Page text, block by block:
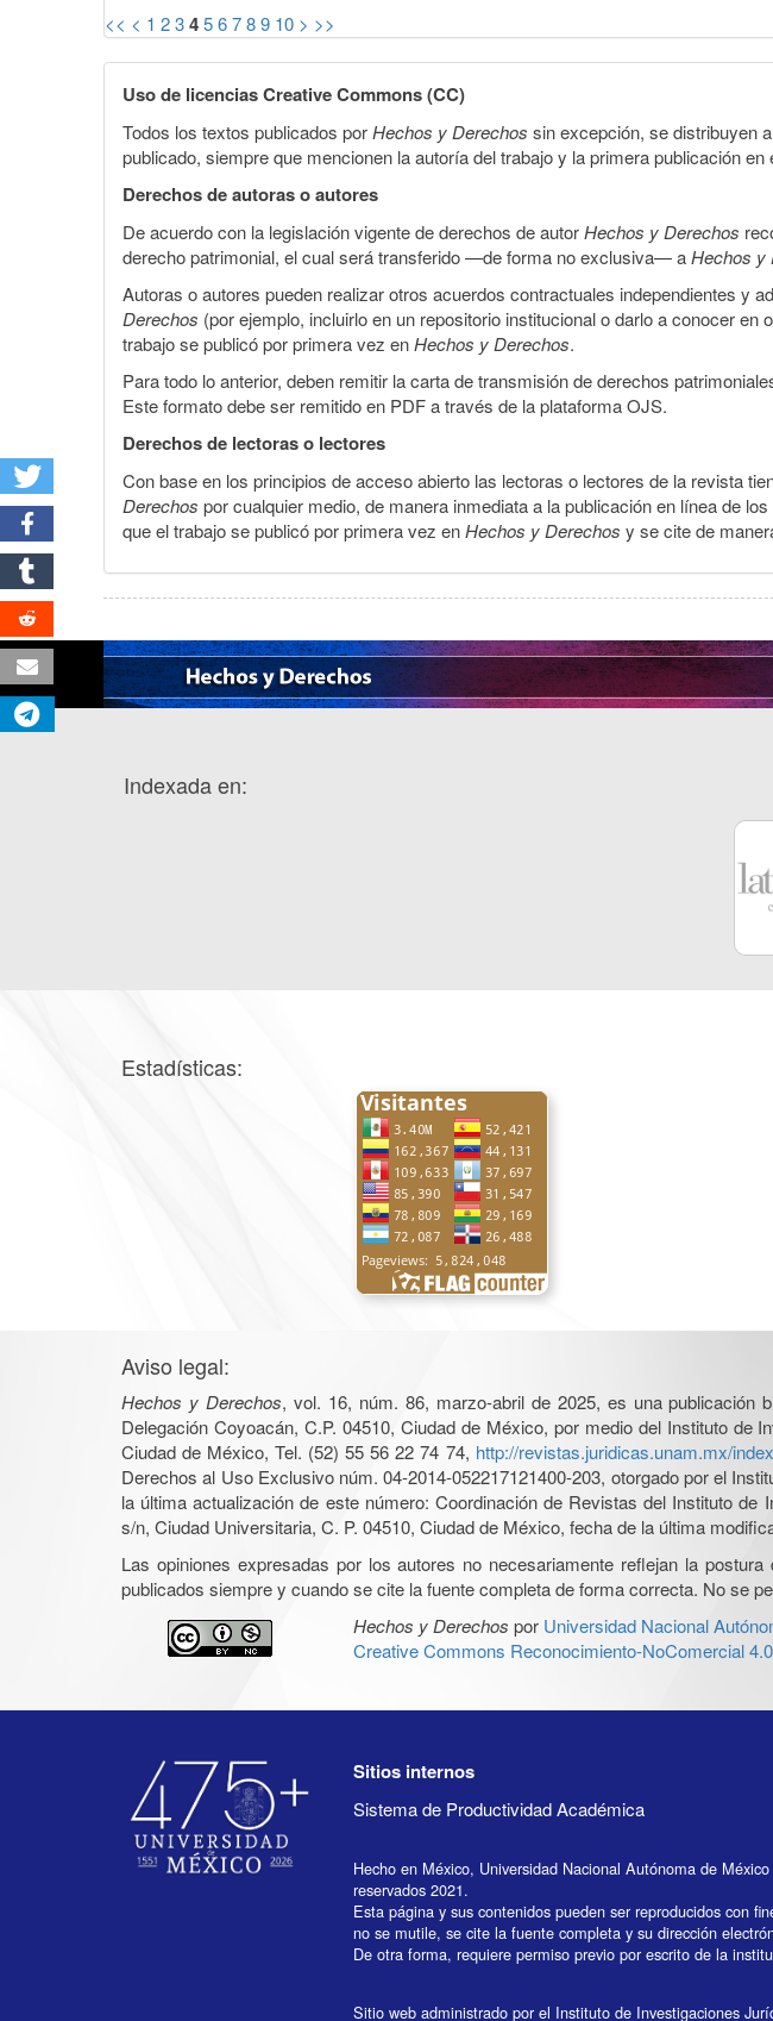
<< < 1 23456789 10 > >>
Uso de licencias Creative Commons (CC)
Todos los textos publicados porHechos y Derechos sin excepción, se distribuyen
publicado, siempre que mencionen la autoría del trabajo y la primera publicación
Derechos de autoras o autores
De acuerdo con la legislación vigente de derechos de autorHechos y Derechos
derecho patrimonial, el cual será transferido —de forma no exclusiva— aHechos y
Autoras o autores pueden realizar otros acuerdos contractuales independientes y
Derechos (por ejemplo, incluirlo en un repositorio institucional o darlo a conocer
trabajo se publicó por primera vez enHechos y Derechos.
Para todo lo anterior, deben remitir la carta de transmisión de derechos
Este formato debe ser remitido en PDF a través de la plataforma OJS.
Derechos de lectoras o lectores
Con base en los principios de acceso abierto las lectoras o lectores de la revista
Derechos por cualquier medio, de manera inmediata a la publicación en línea de
que el trabajo se publicó por primera vez enHechos y Derechos y se cite de
Indexada en:
Estadísticas:
Aviso legal:
Hechos y Derechos, vol. 16, núm. 86, marzo-abril de 2025, es una publicación
Delegación Coyoacán, C.P. 04510, Ciudad de México, por medio del Instituto
Ciudad de México, Tel. (52) 55 56 22 74 74, http://revistas.juridicas.unam.mx/
Derechos al Uso Exclusivo núm. 04-2014-052217121400-203, otorgado por el
la última actualización de este número: Coordinación de Revistas del Instituto
s/n, Ciudad Universitaria, C. P. 04510, Ciudad de México, fecha de la última
Las opiniones expresadas por los autores no necesariamente reflejan la
publicados siempre y cuando se cite la fuente completa de forma correcta. No se
Hechos y Derechos por Universidad Nacional
Creative Commons Reconocimiento-NoComercial
Sitios internos
Sistema de Productividad Académica
Hecho en México, Universidad Nacional Autónoma de
reservados 2021.
Esta página y sus contenidos pueden ser reproducidos con
no se mutile, se cite la fuente completa y su dirección
De otra forma, requiere permiso previo por escrito de la
Sitio web administrado por el Instituto de Investigaciones